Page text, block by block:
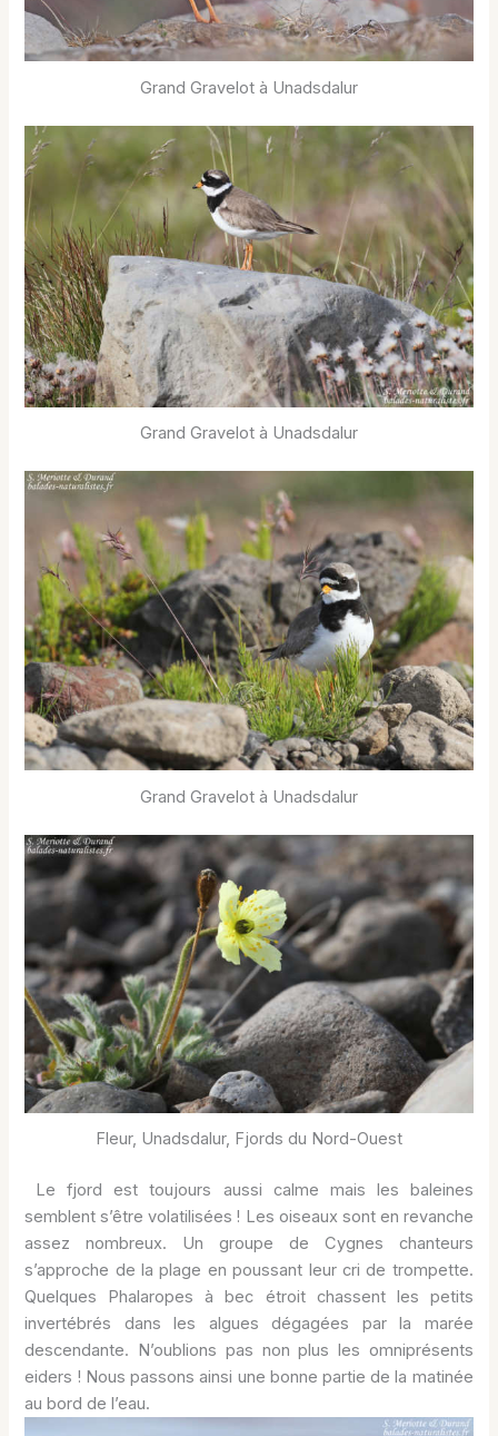
Grand Gravelot à Unadsdalur
Grand Gravelot à Unadsdalur
Grand Gravelot à Unadsdalur
Fleur, Unadsdalur, Fjords du Nord-Ouest
Le fjord est toujours aussi calme mais les baleines
semblent s’être volatilisées ! Les oiseaux sont en revanche
assez nombreux. Un groupe de Cygnes chanteurs
s’approche de la plage en poussant leur cri de trompette.
Quelques Phalaropes à bec étroit chassent les petits
invertébrés dans les algues dégagées par la marée
descendante. N’oublions pas non plus les omniprésents
eiders ! Nous passons ainsi une bonne partie de la matinée
au bord de l’eau.